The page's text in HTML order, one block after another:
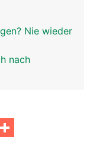
Nie wieder
nach